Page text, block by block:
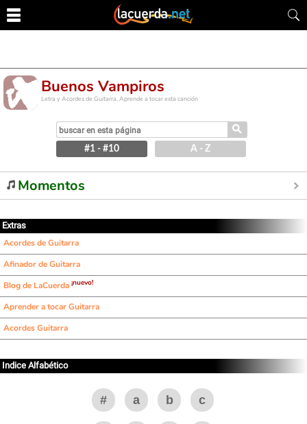
Buenos Vampiros
Letra y Acordes de Guitarra. Aprende a tocar esta canción
⚲
#1 - #10 A - Z
Momentos
Extras
Acordes de Guitarra
Afinador de Guitarra
Blog de LaCuerda ¡nuevo!
Aprender a tocar Guitarra
Acordes Guitarra
Indice Alfabético
# a b c